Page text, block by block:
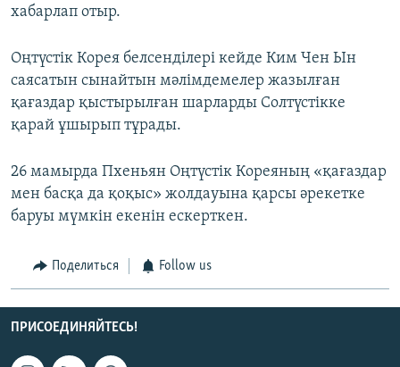
хабарлап отыр.
Оңтүстік Корея белсенділері кейде Ким Чен Ын
саясатын сынайтын мәлімдемелер жазылған
қағаздар қыстырылған шарларды Солтүстікке
қарай ұшырып тұрады.
26 мамырда Пхеньян Оңтүстік Кореяның «қағаздар
мен басқа да қоқыс» жолдауына қарсы әрекетке
баруы мүмкін екенін ескерткен.
Поделиться Follow us
ПРИСОЕДИНЯЙТЕСЬ!